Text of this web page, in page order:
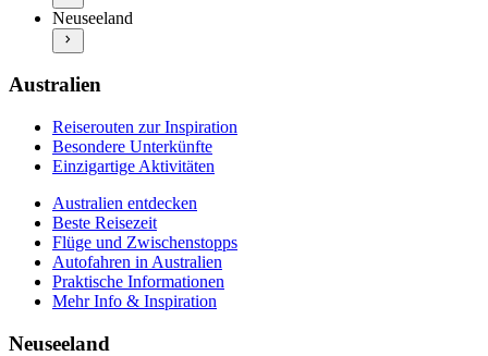
Praktische Informationen
Mehr Info & Inspiration
Beste Reisezeit
Flüge und Zwischenstopps
Praktische Informationen
Neuseeland
Australien
Reiserouten zur Inspiration
Besondere Unterkünfte
Einzigartige Aktivitäten
Australien entdecken
Beste Reisezeit
Flüge und Zwischenstopps
Autofahren in Australien
Praktische Informationen
Mehr Info & Inspiration
Neuseeland